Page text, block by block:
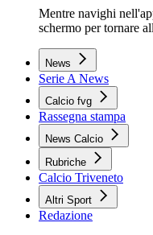
Mentre navighi
schermo per tornare
News
Serie A News
Calcio fvg
Rassegna stampa
News Calcio
Rubriche
Calcio Triveneto
Altri Sport
Redazione